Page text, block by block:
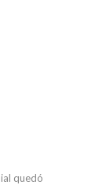
quedó